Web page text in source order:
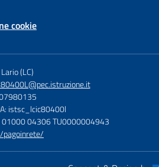
cookie
(LC)
istsc_lcic80400l
01000 04306 TU0000004943